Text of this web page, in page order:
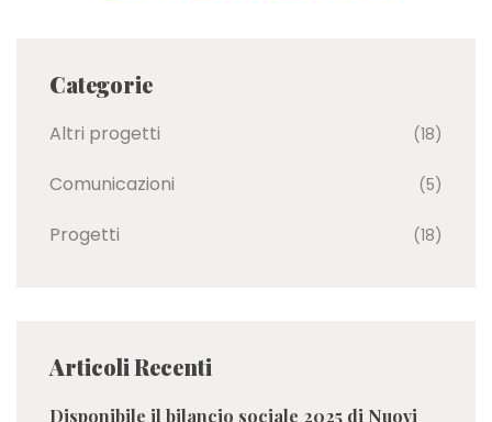
Categorie
Altri progetti (18)
Comunicazioni (5)
Progetti (18)
Articoli Recenti
Disponibile il bilancio sociale 2025 di Nuovi